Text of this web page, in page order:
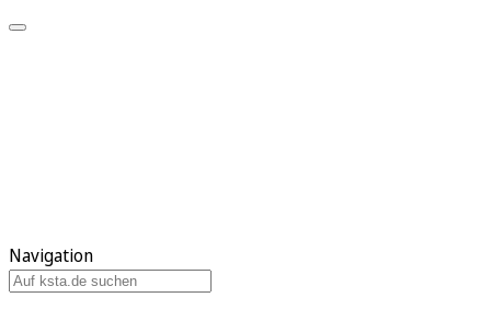
Navigation